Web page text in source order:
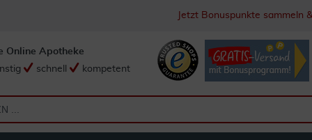
Jetzt Bonuspunkte sammeln
Online Apotheke
schnell kompetent